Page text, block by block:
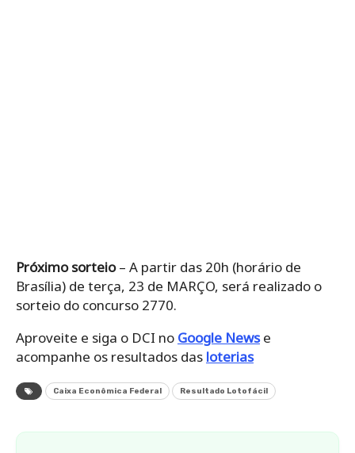
Próximo sorteio– A partir das 20h (horário de
Brasília) de terça, 23 de MARÇO, será realizado o
sorteio do concurso 2770.
Aproveite e siga o DCI no Google Newse
acompanhe os resultados das loterias
Caixa Econômica Federal Resultado Lotofácil